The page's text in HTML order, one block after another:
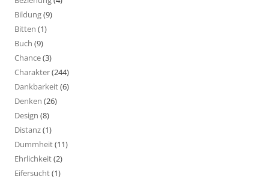
Bildung(9)
Bitten (1)
Buch (9)
Chance(3)
Charakter(244)
Dankbarkeit(6)
Denken (26)
Design (8)
Distanz(1)
Dummheit(11)
Ehrlichkeit(2)
Eifersucht(1)